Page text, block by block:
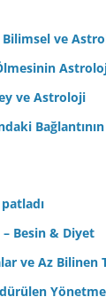
Bilimsel ve
ve Astroloji
Besin & Diyet
ve Az Bilinen